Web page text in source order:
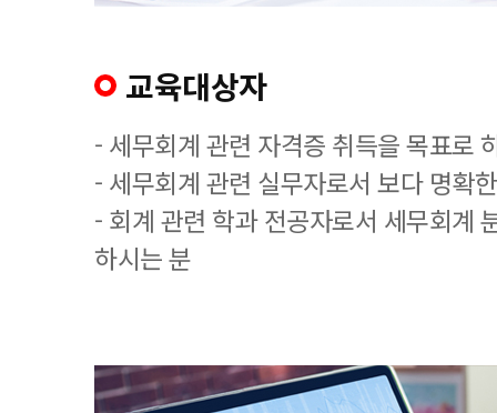
교육대상자
- 세무회계 관련 자격증 취득을 목표로
- 세무회계 관련 실무자로서 보다 명확
- 회계 관련 학과 전공자로서 세무회계
하시는 분